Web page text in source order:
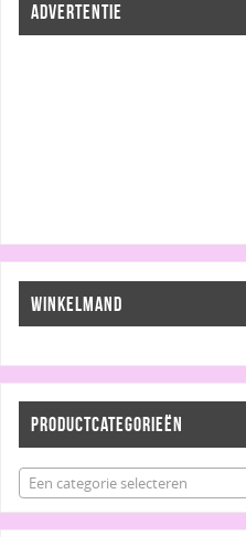
ADVERTENTIE
WINKELMAND
PRODUCTCATEGORIEËN
Een categorie selecteren